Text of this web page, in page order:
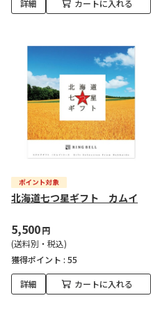
詳細 カートに入れる
北海道七つ星ギフト カムイ
5,500円
(送料別・税込)
獲得ポイント : 55
詳細 カートに入れる